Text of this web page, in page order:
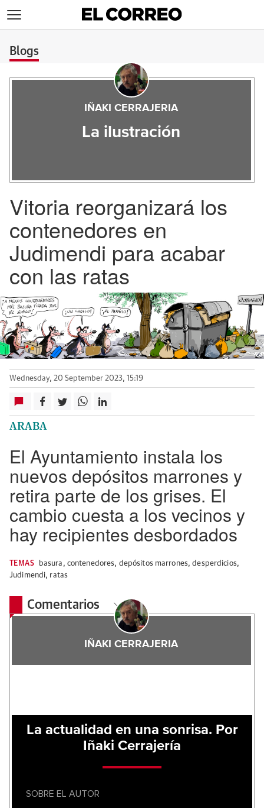
Blogs
IÑAKI CERRAJERIA
La ilustración
Vitoria reorganizará los
contenedores en
Judimendi para acabar
con las ratas
Wednesday, 20 September 2023, 15:19
ARABA
El Ayuntamiento instala los
nuevos depósitos marrones y
retira parte de los grises. El
cambio cuesta a los vecinos y
hay recipientes desbordados
TEMAS basura , contenedores, depósitos marrones,desperdicios,
Judimendi, ratas
Comentarios
IÑAKI CERRAJERIA
La actualidad en una sonrisa. Por
Iñaki Cerrajería
SOBRE EL AUTOR